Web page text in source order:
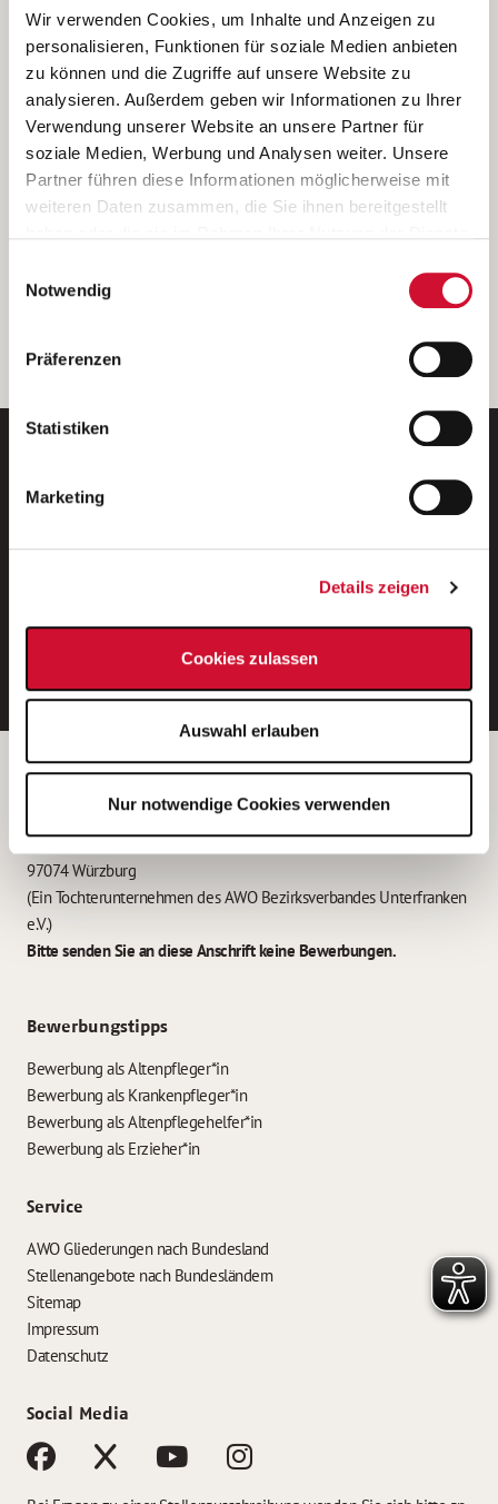
Wir verwenden Cookies, um Inhalte und Anzeigen zu
personalisieren, Funktionen für soziale Medien anbieten
zu können und die Zugriffe auf unsere Website zu
analysieren. Außerdem geben wir Informationen zu Ihrer
Verwendung unserer Website an unsere Partner für
soziale Medien, Werbung und Analysen weiter. Unsere
Partner führen diese Informationen möglicherweise mit
weiteren Daten zusammen, die Sie ihnen bereitgestellt
Wenn Sie auf „Cookies zulassen“ klicken, so stimmen
Sie der Speicherung sämtlicher Cookies zu. Sie können
Ihre Einwilligung selbstverständlich jederzeit widerrufen,
indem Sie die Cookie-Einstellungen aufrufen und diese
unserer
Notwendig
Präferenzen
Statistiken
Marketing
Details zeigen
Cookies zulassen
Auswahl erlauben
Nur notwendige Cookies verwenden
Ich bin damit einverstanden, dass meine personenbezogenen Daten
ausschließlich zum Zweck der Durchführung der Kontaktanfrage
verarbeitet, auf IT- Systemen der Garitz Bewirtschaftungsbetriebe
GmbH, Heinrich-von-Kleist-Straße 2, 97688 Bad Kissingen
(Betreiber) gespeichert und an die für das Stellenangebot
verantwortliche Stelle zur Kontaktaufnahme weitergegeben
werden.
Diese Einwilligungserklärung kann ich jederzeit gegenüber dem
Weitere Details können Sie der
entnehmen.
E-Mail-Adresse eintragen
Betreiber der Webseite
Garitz Bewirtschaftungsbetriebe GmbH
Kantstraße 45a
97074 Würzburg
(Ein Tochterunternehmen des AWO Bezirksverbandes Unterfranken
e.V.)
Bitte senden Sie an diese Anschrift keine Bewerbungen.
Bewerbungstipps
Bewerbung als Altenpfleger*in
Bewerbung als Krankenpfleger*in
Bewerbung als Altenpflegehelfer*in
Bewerbung als Erzieher*in
Service
AWO Gliederungen nach Bundesland
Stellenangebote nach Bundesländern
Sitemap
Impressum
Datenschutz
Social Media